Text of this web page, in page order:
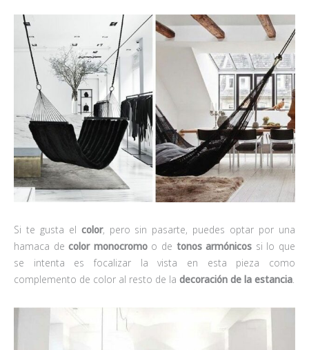
Si te gusta el color, pero sin pasarte, puedes optar por una
hamaca decolor monocromo o de tonos armónicos si lo que
se intenta es focalizar la vista en esta pieza como
complemento de color al resto de la decoración de la estancia.